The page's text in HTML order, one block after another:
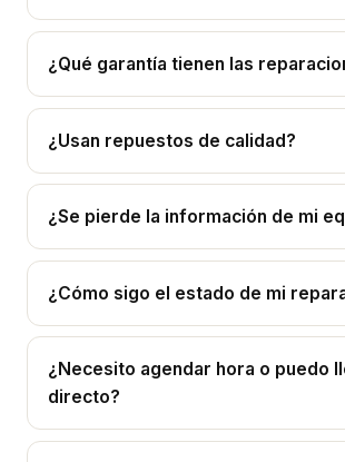
¿Qué garantía tienen las
¿Usan repuestos de calidad?
¿Se pierde la información de mi
¿Cómo sigo el estado de mi
¿Necesito agendar hora o puedo
directo?